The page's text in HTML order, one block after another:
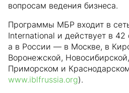
вопросам ведения бизнеса.
Программы МБР входит в
International и действует в 42
а в России — в Москве, в
Воронежской,
Приморском и
www.iblfrussia.org).